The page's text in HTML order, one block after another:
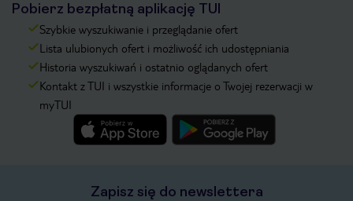
Pobierz bezpłatną aplikację TUI
Szybkie wyszukiwanie i przeglądanie ofert
Lista ulubionych ofert i możliwość ich udostępniania
Historia wyszukiwań i ostatnio oglądanych ofert
Kontakt z TUI i wszystkie informacje o Twojej rezerwacji w
myTUI
Zapisz się do newslettera